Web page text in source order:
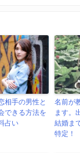
相手の男性と
できる方法を
占い
名前が
ます。
結婚ま
特定！